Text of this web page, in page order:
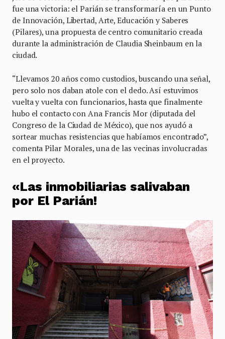
fue una victoria: el Parián se transformaría en un Punto
de Innovación, Libertad, Arte, Educación y Saberes
(Pilares), una propuesta de centro comunitario creada
durante la administración de Claudia Sheinbaum en la
ciudad.
“Llevamos 20 años como custodios, buscando una señal,
pero solo nos daban atole con el dedo. Así estuvimos
vuelta y vuelta con funcionarios, hasta que finalmente
hubo el contacto con Ana Francis Mor (diputada del
Congreso de la Ciudad de México), que nos ayudó a
sortear muchas resistencias que habíamos encontrado”,
comenta Pilar Morales, una de las vecinas involucradas
en el proyecto.
«Las inmobiliarias salivaban
por El Parián!